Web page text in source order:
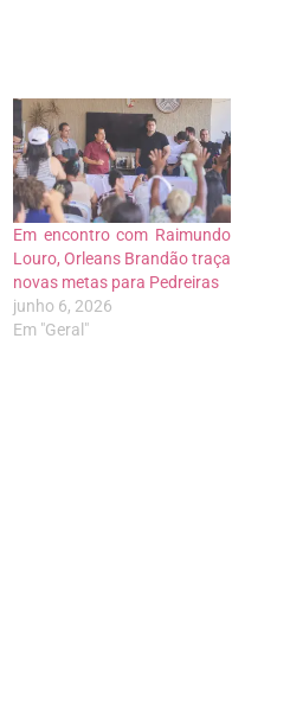
Em encontro com Raimundo
Louro, Orleans Brandão traça
novas metas para Pedreiras
junho 6, 2026
Em "Geral"